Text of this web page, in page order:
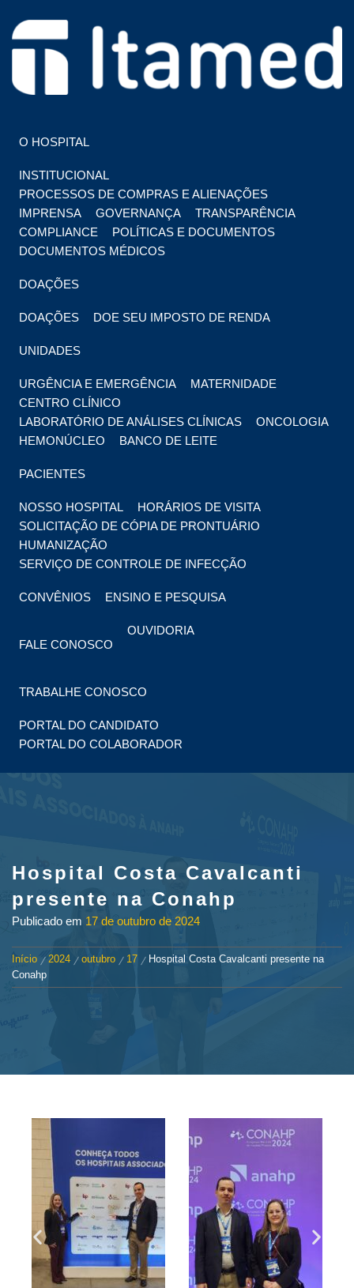
HOSPITAL EM FOZ DO IGUAÇU
O HOSPITAL
INSTITUCIONAL
PROCESSOS DE COMPRAS E ALIENAÇÕES
IMPRENSA
GOVERNANÇA
TRANSPARÊNCIA
COMPLIANCE
POLÍTICAS E DOCUMENTOS
DOCUMENTOS MÉDICOS
DOAÇÕES
DOAÇÕES DOE SEU IMPOSTO DE RENDA
UNIDADES
URGÊNCIA E EMERGÊNCIA
MATERNIDADE
CENTRO CLÍNICO
LABORATÓRIO DE ANÁLISES CLÍNICAS
ONCOLOGIA
HEMONÚCLEO
BANCO DE LEITE
PACIENTES
NOSSO HOSPITAL
HORÁRIOS DE VISITA
SOLICITAÇÃO DE CÓPIA DE PRONTUÁRIO
HUMANIZAÇÃO
SERVIÇO DE CONTROLE DE INFECÇÃO
CONVÊNIOS ENSINO E PESQUISA
FALE CONOSCO
OUVIDORIA
TRABALHE CONOSCO
PORTAL DO CANDIDATO
PORTAL DO COLABORADOR
Hospital Costa Cavalcanti
presente na Conahp
Publicado em 17 de outubro de 2024
Início 2024 outubro 17
Hospital Costa Cavalcanti presente na
Conahp